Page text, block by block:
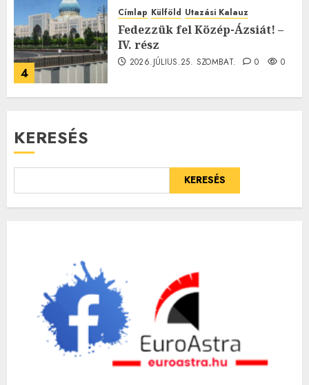
4
Címlap Külföld Utazási Kalauz
Fedezzük fel Közép-Ázsiát! –
IV. rész
2026.JÚLIUS.25. SZOMBAT. 0 0
KERESÉS
KERESÉS